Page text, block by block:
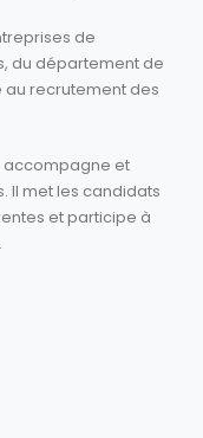
de
du département de
au recrutement des
accompagne et
Il met les candidats
et participe à